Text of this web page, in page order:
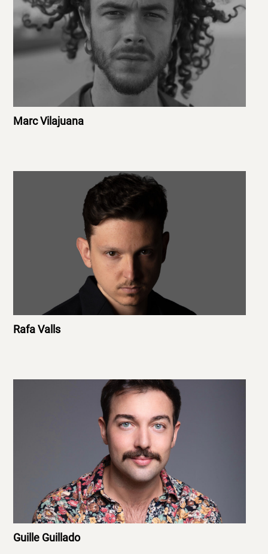
Marc Vilajuana
Rafa Valls
Guille Guillado